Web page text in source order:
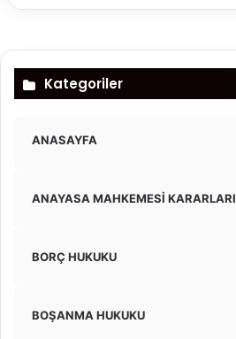
Kategoriler
ANASAYFA
ANAYASA MAHKEMESİ KARARLARI
BORÇ HUKUKU
BOŞANMA HUKUKU